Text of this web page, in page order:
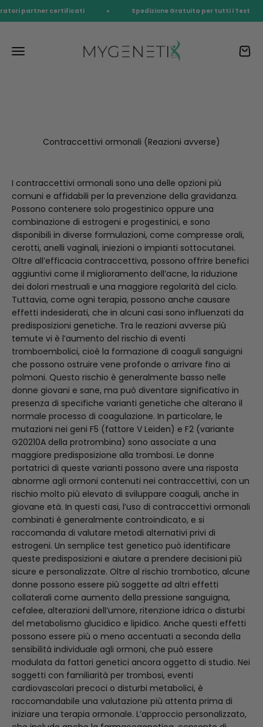
Vai al contenuto
partner certificati Spedizione Gratuita per tutti i Test
Menù myGenetiX™
Contraccettivi ormonali (Reazioni avverse)
I contraccettivi ormonali sono una delle opzioni più
comuni e affidabili per la prevenzione della gravidanza.
Possono contenere solo progestinico oppure una
combinazione di estrogeni e progestinici, e sono
disponibili in diverse formulazioni, come compresse orali,
cerotti, anelli vaginali, iniezioni o impianti sottocutanei.
Oltre all’efficacia contraccettiva, possono offrire benefici
aggiuntivi come il miglioramento dell’acne, la riduzione
dei dolori mestruali e una maggiore regolarità del ciclo.
Tuttavia, come ogni terapia, possono anche causare
effetti indesiderati, che in alcuni casi sono influenzati da
predisposizioni genetiche. Tra le reazioni avverse più
temute vi è l’aumento del rischio di eventi
tromboembolici, cioè la formazione di coaguli sanguigni
che possono ostruire vene profonde o arrivare fino ai
polmoni. Questo rischio è generalmente basso nelle
donne giovani e sane, ma può diventare significativo in
presenza di specifiche varianti genetiche che alterano il
normale processo di coagulazione. In particolare, le
mutazioni nei geni F5 (fattore V Leiden) e F2 (variante
G20210A della protrombina) sono associate a una
maggiore predisposizione alla trombosi. Le donne
portatrici di queste varianti possono avere una risposta
abnorme agli ormoni contenuti nei contraccettivi, con un
rischio molto più elevato di sviluppare coaguli, anche in
giovane età. In questi casi, l’uso di contraccettivi ormonali
combinati è generalmente controindicato, e si
raccomanda di valutare metodi alternativi privi di
estrogeni. Un semplice test genetico può identificare
queste predisposizioni e aiutare a prendere decisioni più
sicure e personalizzate. Oltre al rischio trombotico, alcune
donne possono essere più soggette ad altri effetti
collaterali come aumento della pressione sanguigna,
cefalee, alterazioni dell’umore, ritenzione idrica o disturbi
del metabolismo glucidico e lipidico. Anche questi effetti
possono essere più o meno accentuati a seconda della
sensibilità individuale agli ormoni, che può essere
modulata da fattori genetici ancora oggetto di studio. Nei
soggetti con familiarità per trombosi, eventi
cardiovascolari precoci o disturbi metabolici, è
raccomandabile una valutazione più attenta prima di
iniziare una terapia ormonale. L’approccio personalizzato,